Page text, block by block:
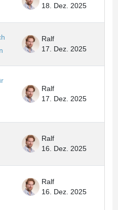
18. Dez. 2025
Ralf
17. Dez. 2025
Ralf
17. Dez. 2025
Ralf
16. Dez. 2025
Ralf
16. Dez. 2025